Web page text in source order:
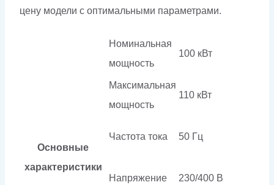
цену модели с оптимальными параметрами.
Основные
характеристики
Номинальная
мощность
100 кВт
Максимальная
мощность
110 кВт
Частота тока 50 Гц
Напряжение 230/400 В